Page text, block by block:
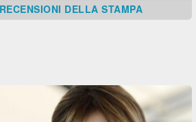
RECENSIONI DELLA STAMPA